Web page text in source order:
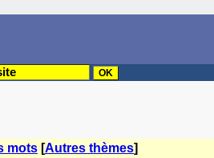
mots [Autres thèmes]